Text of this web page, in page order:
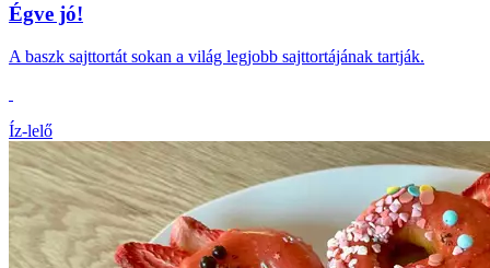
Égve jó!
A baszk sajttortát sokan a világ legjobb sajttortájának tartják.
Íz-lelő